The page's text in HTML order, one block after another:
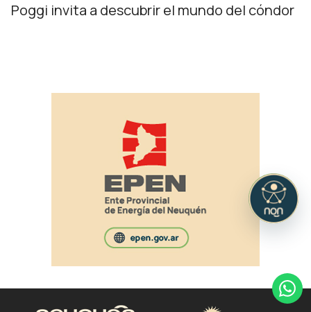
Poggi invita a descubrir el mundo del cóndor